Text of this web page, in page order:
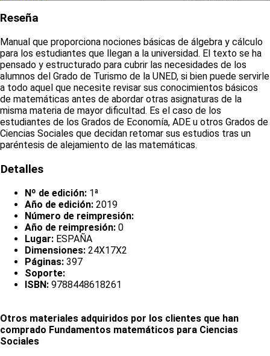
Reseña
Manual que proporciona nociones básicas de álgebra y cálculo
para los estudiantes que llegan a la universidad. El texto se ha
pensado y estructurado para cubrir las necesidades de los
alumnos del Grado de Turismo de la UNED, si bien puede servirle
a todo aquel que necesite revisar sus conocimientos básicos
de matemáticas antes de abordar otras asignaturas de la
misma materia de mayor dificultad. Es el caso de los
estudiantes de los Grados de Economía, ADE u otros Grados de
Ciencias Sociales que decidan retomar sus estudios tras un
paréntesis de alejamiento de las matemáticas.
Detalles
Nº de edición: 1ª
Año de edición: 2019
Número de reimpresión:
Año de reimpresión: 0
Lugar: ESPAÑA
Dimensiones: 24X17X2
Páginas: 397
Soporte:
ISBN: 9788448618261
Otros materiales adquiridos por los clientes que han
comprado Fundamentos matemáticos para Ciencias
Sociales